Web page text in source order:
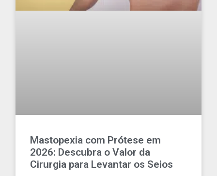
Mastopexia com Prótese em
2026: Descubra o Valor da
Cirurgia para Levantar os Seios